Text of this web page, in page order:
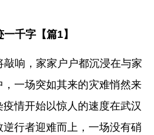
千字【篇1】
敲响，家家户户都沉浸在与家
，一场突如其来的灾难悄然来
情开始以惊人的速度在武汉
行者迎难而上，一场没有硝